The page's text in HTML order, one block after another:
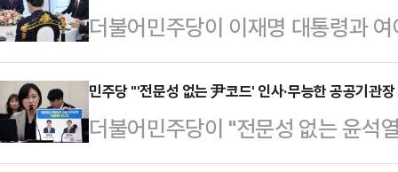
을 위한 제도 개선을 논의한다"며 "
것"이라고 설명했다…
에서 열린 최고위원회의에서 이 같
물가안정도 동시에 이뤄내겠다"고
은 3년 5개월 만이다. 한국거래소
가 2900선을 넘겼다. 장중 코스피
더불어민주당이 이재명 대통령과
반"이라며 "과거 정부가 720일이
에 만들었다는 것에 이번 회동의 중
민주당 원내소통수석부대표 겸 수
련 브리핑을 마친 뒤 기자들을 만나
민주당 "'전문성 없는 尹코드' 인사·무능한 공공기관
더불어민주당이 "전문성 없는 윤석
각 사퇴하라"고 촉구했다.백승아